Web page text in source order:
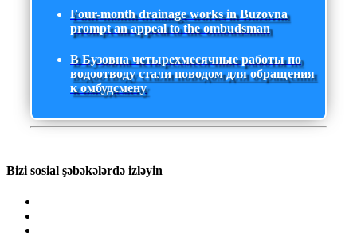
Four-month drainage works in Buzovna
prompt an appeal to the ombudsman
В Бузовна четырехмесячные работы по
водоотводу стали поводом для обращения
к омбудсмену
Bizi sosial şəbəkələrdə izləyin